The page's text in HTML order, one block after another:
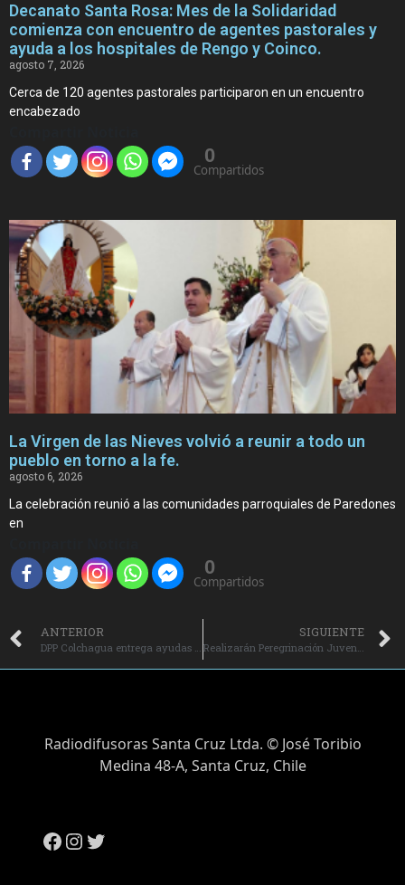
Decanato Santa Rosa: Mes de la Solidaridad
comienza con encuentro de agentes pastorales y
ayuda a los hospitales de Rengo y Coinco.
agosto 7, 2026
Cerca de 120 agentes pastorales participaron en un encuentro
encabezado
0
Compartidos
La Virgen de las Nieves volvió a reunir a todo un
pueblo en torno a la fe.
agosto 6, 2026
La celebración reunió a las comunidades parroquiales de Paredones
en
0
Compartidos
ANTERIOR
DPP Colchagua entrega ayudas sociales a familias vulnerables de la provincia.
SIGUIENTE
Realizarán Peregrinación Juvenil a Santa Rosa.
Radiodifusoras Santa Cruz Ltda. © José Toribio
Medina 48-A, Santa Cruz, Chile